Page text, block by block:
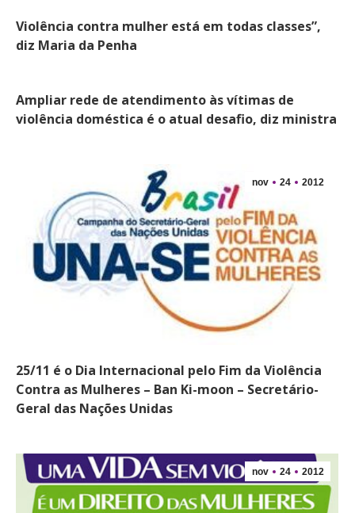
Violência contra mulher está em todas classes”,
diz Maria da Penha
Ampliar rede de atendimento às vítimas de
violência doméstica é o atual desafio, diz ministra
nov 24 2012
25/11 é o Dia Internacional pelo Fim da Violência
Contra as Mulheres – Ban Ki-moon – Secretário-
Geral das Nações Unidas
nov 24 2012